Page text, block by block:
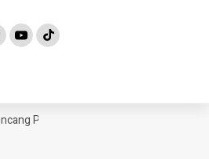
Pangandaran, Ajang Tinju Siap